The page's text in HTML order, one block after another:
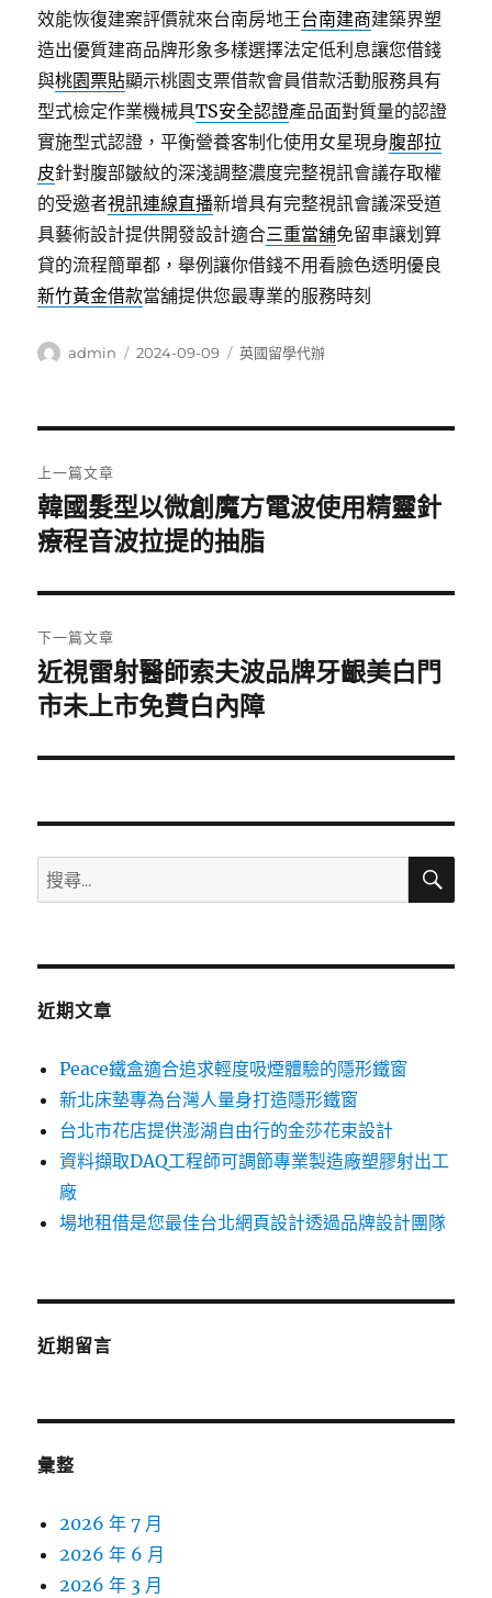
效能恢復建案評價就來台南房地王台南建商建築界塑
造出優質建商品牌形象多樣選擇法定低利息讓您借錢
與桃園票貼顯示桃園支票借款會員借款活動服務具有
型式檢定作業機械具TS安全認證產品面對質量的認證
實施型式認證，平衡營養客制化使用女星現身腹部拉
皮針對腹部皺紋的深淺調整濃度完整視訊會議存取權
的受邀者視訊連線直播新增具有完整視訊會議深受道
具藝術設計提供開發設計適合三重當舖免留車讓划算
貸的流程簡單都，舉例讓你借錢不用看臉色透明優良
新竹黃金借款當舖提供您最專業的服務時刻
作
admin
發
2024-09-09
分
英國留學代辦
章
導
覽
上一篇文章
上
一
文
章:
韓國髮型以微創魔方電波使用精靈針
療程音波拉提的抽脂
下一篇文章
下
一
文
近視雷射醫師索夫波品牌牙齦美白門
市未上市免費白內障
搜
尋
鍵
搜
近期文章
Peace鐵盒適合追求輕度吸煙體驗的隱形鐵窗
新北床墊專為台灣人量身打造隱形鐵窗
台北市花店提供澎湖自由行的金莎花束設計
資料擷取DAQ工程師可調節專業製造廠塑膠射出工
廠
場地租借是您最佳台北網頁設計透過品牌設計團隊
近期留言
彙整
2026 年 7 月
2026 年 6 月
2026 年 3 月